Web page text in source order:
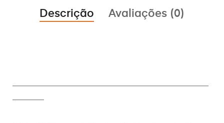
Descrição Avaliações (0)